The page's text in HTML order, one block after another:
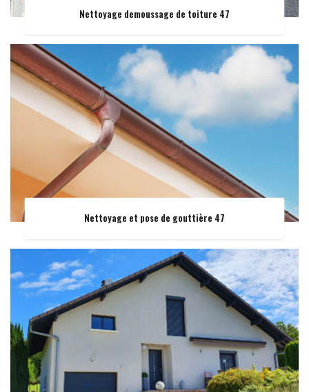
Nettoyage demoussage de toiture 47
Nettoyage et pose de gouttière 47